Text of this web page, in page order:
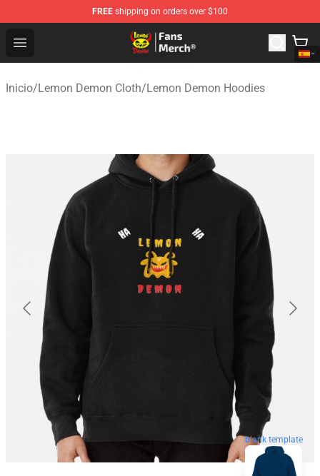
FREE shipping on orders over $100
Open menu
Lemon Demon Store - Official Lemon Demon
Inicio/Lemon Demon Cloth/Lemon Demon Hoodies
blank template